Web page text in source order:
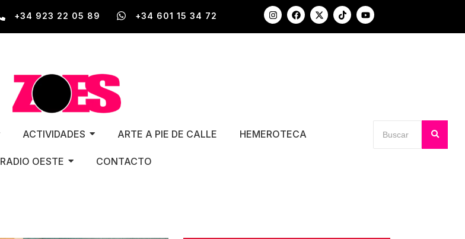
+34 923 22 05 89 +34 601 15 34 72
ACTIVIDADES ARTE A PIE DE CALLE HEMEROTECA
RADIO OESTE CONTACTO